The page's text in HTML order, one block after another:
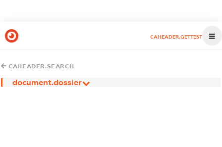
CAHEADER.GETTEST
CAHEADER.SEARCH
document.dossier